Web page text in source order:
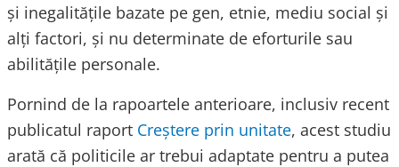
și inegalitățile bazate pe gen, etnie, mediu social și
alți factori, și nu determinate de eforturile sau
abilitățile personale.
Pornind de la rapoartele anterioare, inclusiv recent
publicatul raport Creștere prin unitate, acest studiu
arată că politicile ar trebui adaptate pentru a putea